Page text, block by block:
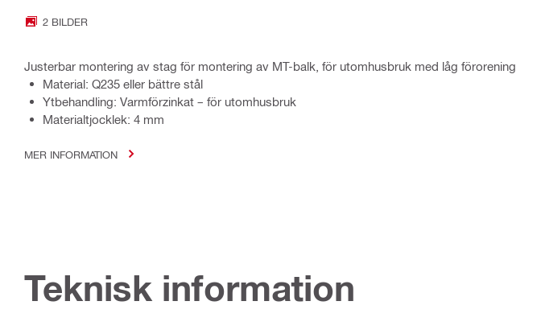
2 BILDER
Justerbar montering av stag för montering av MT-balk, för utomhusbruk med låg förorening
Material: Q235 eller bättre stål
Ytbehandling: Varmförzinkat – för utomhusbruk
Materialtjocklek: 4 mm
MER INFORMATION
Teknisk information